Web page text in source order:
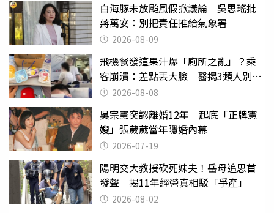
白海豚未放颱風假掀議論 吳思瑤批
蔣萬安：別把責任推給氣象署
2026-08-09
飛機餐發這果汁爆「廁所之亂」？乘
客崩潰：差點丟大臉 醫揭3類人別亂
喝 2026-08-08
吳宗憲突認離婚12年 起底「正牌憲
嫂」張葳葳當年隱婚內幕
2026-07-19
陽明交大教授砍死妹夫！岳母追思首
發聲 揭11年經營真相駁「爭產」
2026-08-02